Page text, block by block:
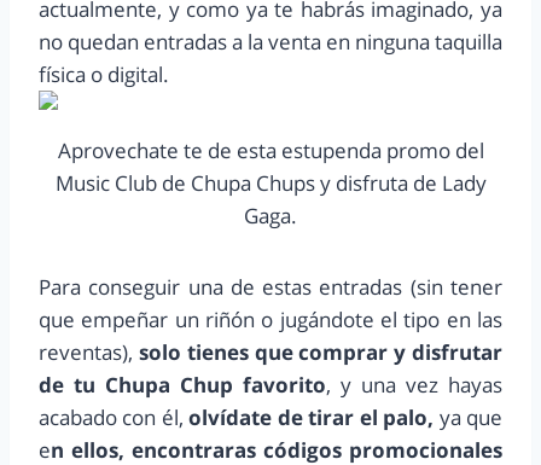
actualmente, y como ya te habrás imaginado, ya
no quedan entradas a la venta en ninguna taquilla
física o digital.
Aprovechate te de esta estupenda promo del
Music Club de Chupa Chups y disfruta de Lady
Gaga.
Para conseguir una de estas entradas (sin tener
que empeñar un riñón o jugándote el tipo en las
reventas), solo tienes que comprar y disfrutar
de tu Chupa Chup favorito, y una vez hayas
acabado con él,olvídate de tirar el palo, ya que
en ellos, encontraras códigos promocionales